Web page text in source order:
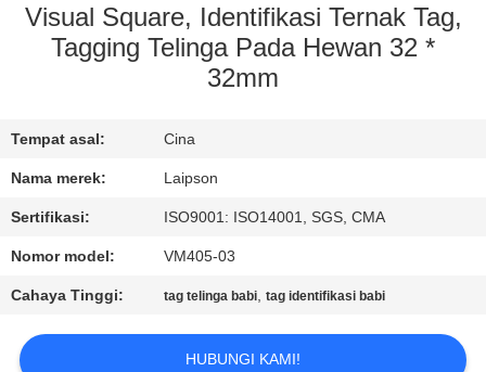
KONTROL
HUBUNGI
KAMI
BERITA
PENAWARAN
Visual Square, Identifikasi Ternak Tag,
Tagging Telinga Pada Hewan 32 *
32mm
Tempat asal: Cina
Nama merek: Laipson
Sertifikasi: ISO9001: ISO14001, SGS, CMA
Nomor model: VM405-03
Cahaya Tinggi: tag telinga babi,tag identifikasi babi
HUBUNGI KAMI!